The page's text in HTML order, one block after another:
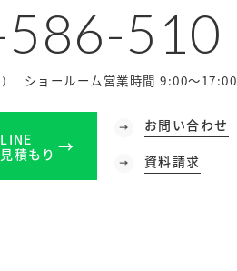
510
ショールーム営業時間 9:00～17:00
LINE
見積もり
お問い合わせ
資料請求